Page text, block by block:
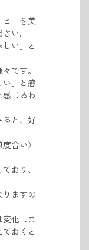
ヒーを美
い。
い」と
です。
い」と感
じるわ
と、好
合い）
おり、
ますの
化しま
おくと